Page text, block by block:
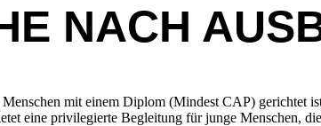
NACH
mit einem Diplom (Mindest CAP) gerichtet
eine privilegierte Begleitung für junge Menschen,